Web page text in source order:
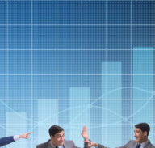
de
la
sospecha?